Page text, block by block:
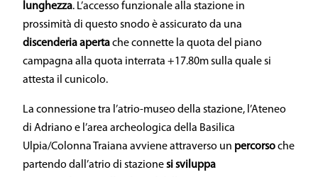
lunghezza. L’accesso funzionale alla stazione in
prossimità di questo snodo è assicurato da una
discenderia apertache connette la quota del piano
campagna alla quota interrata +17.80m sulla quale si
attesta il cunicolo.
La connessione tra l’atrio-museo della stazione, l’Ateneo
di Adriano e l’area archeologica della Basilica
Ulpia/Colonna Traiana avviene attraverso un percorsoche
partendo dall’atrio di stazionesi sviluppa